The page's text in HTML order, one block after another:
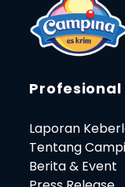
Laporan
Tentang
Berita & Event